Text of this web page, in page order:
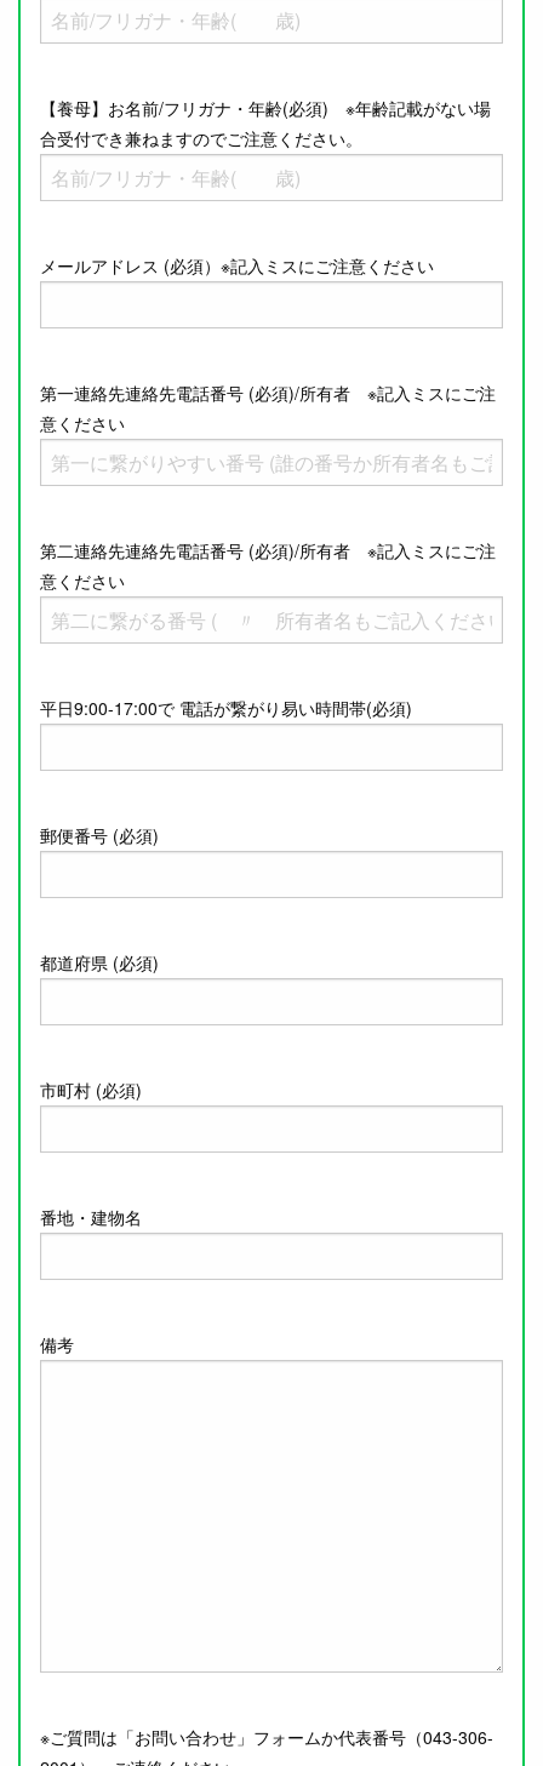
【養母】お名前/フリガナ・年齢(必須) ※年齢記載がない場
合受付でき兼ねますのでご注意ください。
メールアドレス (必須）※記入ミスにご注意ください
第一連絡先連絡先電話番号 (必須)/所有者 ※記入ミスにご注
意ください
第二連絡先連絡先電話番号 (必須)/所有者 ※記入ミスにご注
意ください
平日9:00-17:00で 電話が繋がり易い時間帯(必須)
郵便番号 (必須)
都道府県 (必須)
市町村 (必須)
番地・建物名
備考
※ご質問は「お問い合わせ」フォームか代表番号（043-306-